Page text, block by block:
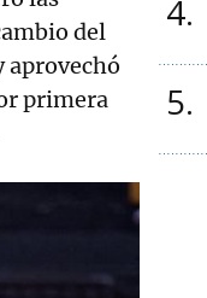
del
aprovechó
primera
4
5